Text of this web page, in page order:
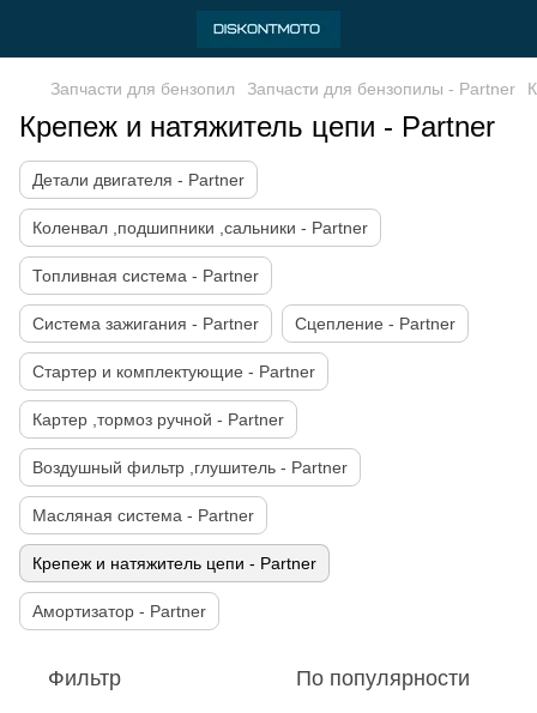
Запчасти для бензопил Запчасти для бензопилы - Partner
Крепеж и натяжитель цепи - Partner
Детали двигателя - Partner
Коленвал ,подшипники ,сальники - Partner
Топливная система - Partner
Система зажигания - Partner Сцепление - Partner
Стартер и комплектующие - Partner
Картер ,тормоз ручной - Partner
Воздушный фильтр ,глушитель - Partner
Масляная система - Partner
Крепеж и натяжитель цепи - Partner
Амортизатор - Partner
Фильтр По популярности